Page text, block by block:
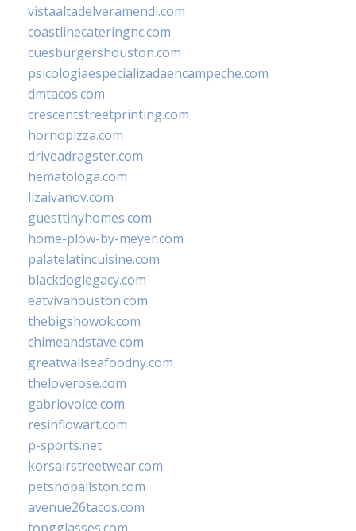
vistaaltadelveramendi.com
coastlinecateringnc.com
cuesburgershouston.com
psicologiaespecializadaencampeche.com
dmtacos.com
crescentstreetprinting.com
hornopizza.com
driveadragster.com
hematologa.com
lizaivanov.com
guesttinyhomes.com
home-plow-by-meyer.com
palatelatincuisine.com
blackdoglegacy.com
eatvivahouston.com
thebigshowok.com
chimeandstave.com
greatwallseafoodny.com
theloverose.com
gabriovoice.com
resinflowart.com
p-sports.net
korsairstreetwear.com
petshopallston.com
avenue26tacos.com